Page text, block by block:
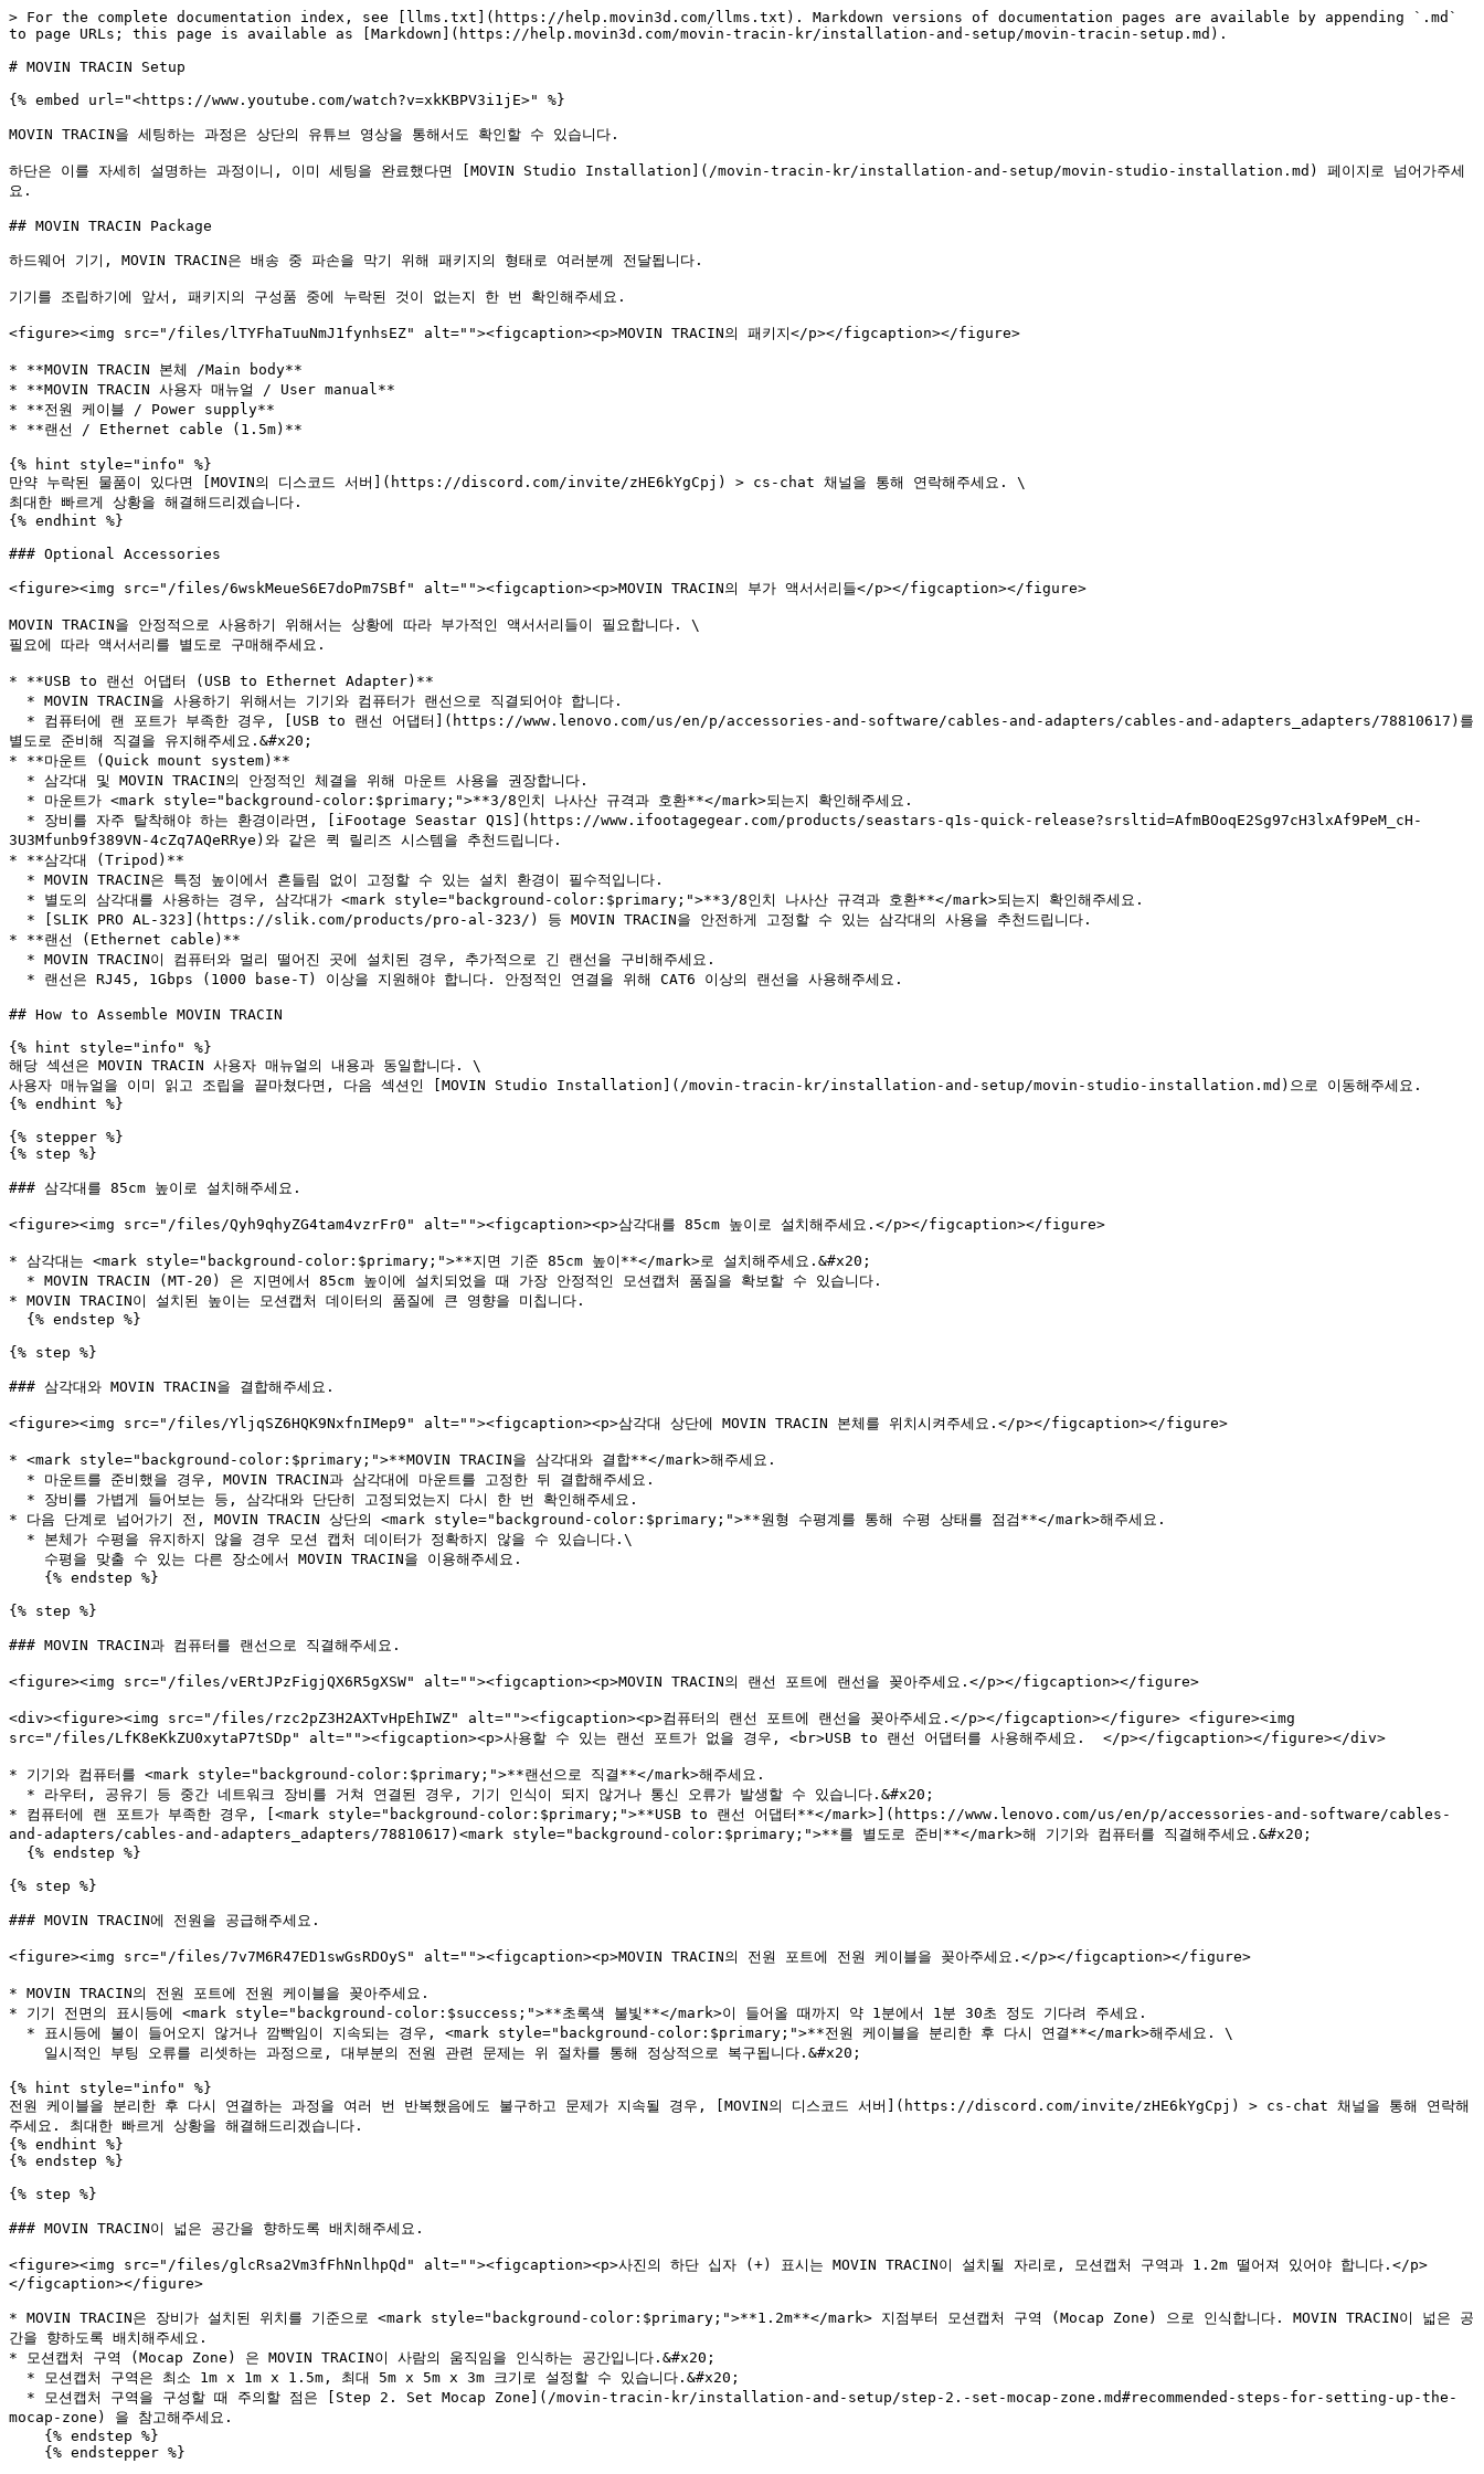
> For the complete documentation index, see [llms.txt](https://help.movin3d.com/llms.txt). Markdown versions of documentation pages are available by appending `.md`
to page URLs; this page is available as [Markdown](https://help.movin3d.com/movin-tracin-kr/installation-and-setup/movin-tracin-setup.md).
# MOVIN TRACIN Setup
{% embed url="<https://www.youtube.com/watch?v=xkKBPV3i1jE>" %}
MOVIN TRACIN을 세팅하는 과정은 상단의 유튜브 영상을 통해서도 확인할 수 있습니다.
하단은 이를 자세히 설명하는 과정이니, 이미 세팅을 완료했다면 [MOVIN Studio Installation](/movin-tracin-kr/installation-and-setup/movin-studio-installation.md) 페이지로 넘어가주세
요.
## MOVIN TRACIN Package
하드웨어 기기, MOVIN TRACIN은 배송 중 파손을 막기 위해 패키지의 형태로 여러분께 전달됩니다.
기기를 조립하기에 앞서, 패키지의 구성품 중에 누락된 것이 없는지 한 번 확인해주세요.
<figure><img src="/files/lTYFhaTuuNmJ1fynhsEZ" alt=""><figcaption><p>MOVIN TRACIN의 패키지</p></figcaption></figure>
* **MOVIN TRACIN 본체 /Main body**
* **MOVIN TRACIN 사용자 매뉴얼 / User manual**
* **전원 케이블 / Power supply**
* **랜선 / Ethernet cable (1.5m)**
{% hint style="info" %}
만약 누락된 물품이 있다면 [MOVIN의 디스코드 서버](https://discord.com/invite/zHE6kYgCpj) > cs-chat 채널을 통해 연락해주세요. \
최대한 빠르게 상황을 해결해드리겠습니다.
{% endhint %}
### Optional Accessories
<figure><img src="/files/6wskMeueS6E7doPm7SBf" alt=""><figcaption><p>MOVIN TRACIN의 부가 액서서리들</p></figcaption></figure>
MOVIN TRACIN을 안정적으로 사용하기 위해서는 상황에 따라 부가적인 액서서리들이 필요합니다. \
필요에 따라 액서서리를 별도로 구매해주세요.
* **USB to 랜선 어댑터 (USB to Ethernet Adapter)**
별도로 준비해 직결을 유지해주세요.&#x20;
* **마운트 (Quick mount system)**
3U3Mfunb9f389VN-4cZq7AQeRRye)와 같은 퀵 릴리즈 시스템을 추천드립니다.
* **삼각대 (Tripod)**
* **랜선 (Ethernet cable)**
## How to Assemble MOVIN TRACIN
{% hint style="info" %}
해당 섹션은 MOVIN TRACIN 사용자 매뉴얼의 내용과 동일합니다. \
사용자 매뉴얼을 이미 읽고 조립을 끝마쳤다면, 다음 섹션인 [MOVIN Studio Installation](/movin-tracin-kr/installation-and-setup/movin-studio-installation.md)으로 이동해주세요.
{% endhint %}
{% stepper %}
{% step %}
### 삼각대를 85cm 높이로 설치해주세요.
<figure><img src="/files/Qyh9qhyZG4tam4vzrFr0" alt=""><figcaption><p>삼각대를 85cm 높이로 설치해주세요.</p></figcaption></figure>
* 삼각대는 <mark style="background-color:$primary;">**지면 기준 85cm 높이**</mark>로 설치해주세요.&#x20;
* MOVIN TRACIN이 설치된 높이는 모션캡처 데이터의 품질에 큰 영향을 미칩니다.
{% step %}
### 삼각대와 MOVIN TRACIN을 결합해주세요.
<figure><img src="/files/YljqSZ6HQK9NxfnIMep9" alt=""><figcaption><p>삼각대 상단에 MOVIN TRACIN 본체를 위치시켜주세요.</p></figcaption></figure>
* <mark style="background-color:$primary;">**MOVIN TRACIN을 삼각대와 결합**</mark>해주세요.
* 다음 단계로 넘어가기 전, MOVIN TRACIN 상단의 <mark style="background-color:$primary;">**원형 수평계를 통해 수평 상태를 점검**</mark>해주세요.
{% step %}
### MOVIN TRACIN과 컴퓨터를 랜선으로 직결해주세요.
<figure><img src="/files/vERtJPzFigjQX6R5gXSW" alt=""><figcaption><p>MOVIN TRACIN의 랜선 포트에 랜선을 꽂아주세요.</p></figcaption></figure>
<div><figure><img src="/files/rzc2pZ3H2AXTvHpEhIWZ" alt=""><figcaption><p>컴퓨터의 랜선 포트에 랜선을 꽂아주세요.</p></figcaption></figure> <figure><img
src="/files/LfK8eKkZU0xytaP7tSDp" alt=""><figcaption><p>사용할 수 있는 랜선 포트가 없을 경우, <br>USB to 랜선 어댑터를 사용해주세요.  </p></figcaption></figure></div>
* 기기와 컴퓨터를 <mark style="background-color:$primary;">**랜선으로 직결**</mark>해주세요.
* 컴퓨터에 랜 포트가 부족한 경우, [<mark style="background-color:$primary;">**USB to 랜선 어댑터**</mark>](https://www.lenovo.com/us/en/p/accessories-and-software/cables-
and-adapters/cables-and-adapters_adapters/78810617)<mark style="background-color:$primary;">**를 별도로 준비**</mark>해 기기와 컴퓨터를 직결해주세요.&#x20;
{% step %}
### MOVIN TRACIN에 전원을 공급해주세요.
<figure><img src="/files/7v7M6R47ED1swGsRDOyS" alt=""><figcaption><p>MOVIN TRACIN의 전원 포트에 전원 케이블을 꽂아주세요.</p></figcaption></figure>
* MOVIN TRACIN의 전원 포트에 전원 케이블을 꽂아주세요.
* 기기 전면의 표시등에 <mark style="background-color:$success;">**초록색 불빛**</mark>이 들어올 때까지 약 1분에서 1분 30초 정도 기다려 주세요.
{% hint style="info" %}
전원 케이블을 분리한 후 다시 연결하는 과정을 여러 번 반복했음에도 불구하고 문제가 지속될 경우, [MOVIN의 디스코드 서버](https://discord.com/invite/zHE6kYgCpj) > cs-chat 채널을 통해 연락해
주세요. 최대한 빠르게 상황을 해결해드리겠습니다.
{% endhint %}
{% endstep %}
{% step %}
### MOVIN TRACIN이 넓은 공간을 향하도록 배치해주세요.
<figure><img src="/files/glcRsa2Vm3fFhNnlhpQd" alt=""><figcaption><p>사진의 하단 십자 (+) 표시는 MOVIN TRACIN이 설치될 자리로, 모션캡처 구역과 1.2m 떨어져 있어야 합니다.</p>
</figcaption></figure>
* MOVIN TRACIN은 장비가 설치된 위치를 기준으로 <mark style="background-color:$primary;">**1.2m**</mark> 지점부터 모션캡처 구역 (Mocap Zone) 으로 인식합니다. MOVIN TRACIN이 넓은 공
간을 향하도록 배치해주세요.
* 모션캡처 구역 (Mocap Zone) 은 MOVIN TRACIN이 사람의 움직임을 인식하는 공간입니다.&#x20;
mocap-zone) 을 참고해주세요.